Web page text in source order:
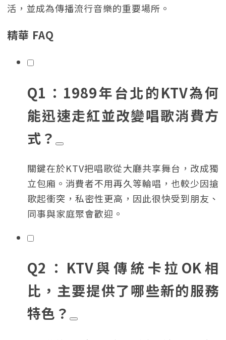
活，並成為傳播流行音樂的重要場所。
精華 FAQ
Q1：1989年台北的KTV為何
能迅速走紅並改變唱歌消費方
式？
關鍵在於KTV把唱歌從大廳共享舞台，改成獨
立包廂。消費者不用再久等輪唱，也較少因搶
歌起衝突，私密性更高，因此很快受到朋友、
同事與家庭聚會歡迎。
Q2：KTV與傳統卡拉OK相
比，主要提供了哪些新的服務
特色？